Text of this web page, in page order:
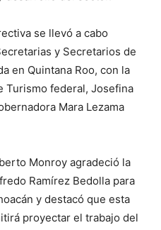
se llevó a cabo
y Secretarios de
en Quintana Roo, con la
Turismo federal, Josefina
Mara Lezama
Monroy agradeció la
Ramírez Bedolla para
y destacó que esta
proyectar el trabajo del